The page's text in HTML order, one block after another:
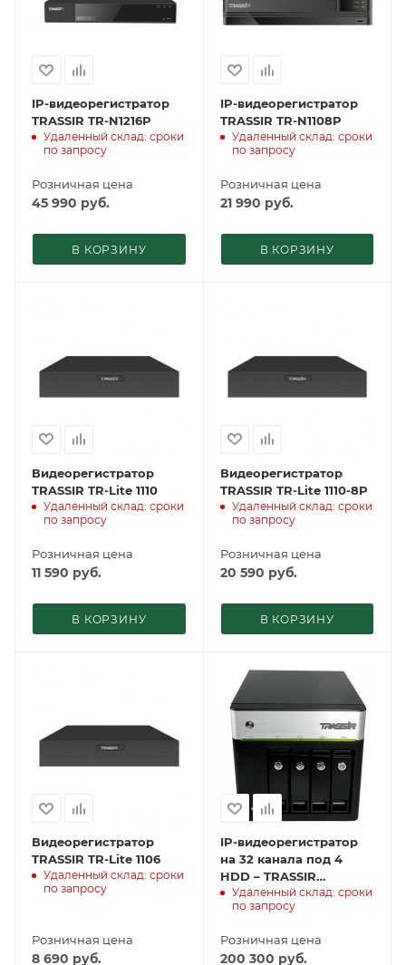
IP-видеорегистратор
TRASSIR TR-N1216P
Удаленный склад: сроки
по запросу
Розничная цена
45 990 руб.
В КОРЗИНУ
IP-видеорегистратор
TRASSIR TR-N1108P
Удаленный склад: сроки
по запросу
Розничная цена
21 990 руб.
В КОРЗИНУ
Видеорегистратор
TRASSIR TR-Lite 1110
Удаленный склад: сроки
по запросу
Розничная цена
11 590 руб.
В КОРЗИНУ
Видеорегистратор
TRASSIR TR-Lite 1110-8P
Удаленный склад: сроки
по запросу
Розничная цена
20 590 руб.
В КОРЗИНУ
Видеорегистратор
TRASSIR TR-Lite 1106
Удаленный склад: сроки
по запросу
Розничная цена
8 690 руб.
IP-видеорегистратор
на 32 канала под 4
HDD – TRASSIR
DuoStation AnyIP 32 с
лицензиями TRASSIR
Удаленный склад: сроки
по запросу
Розничная цена
200 300 руб.